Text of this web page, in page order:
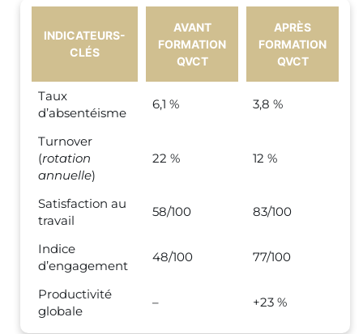
INDICATEURS-
CLÉS
AVANT
FORMATION
QVCT
APRÈS
FORMATION
QVCT
Taux
d’absentéisme
6,1 % 3,8 %
Turnover
(rotation
annuelle)
22 % 12 %
Satisfaction au
travail
58/100 83/100
Indice
d’engagement
48/100 77/100
Productivité
globale
– +23 %